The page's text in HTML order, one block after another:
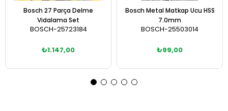
Bosch 27 Parça Delme
Vidalama Set
BOSCH-25723184
₺1.147,00
Bosch Metal Matkap Ucu HSS
7.0mm
BOSCH-25503014
₺99,00